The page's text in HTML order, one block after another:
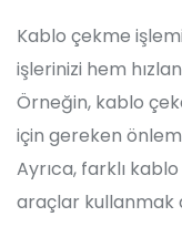
Kablo çekme
işlerinizi hem
Örneğin, kablo
için gereken
Ayrıca, farklı
araçlar kullanmak